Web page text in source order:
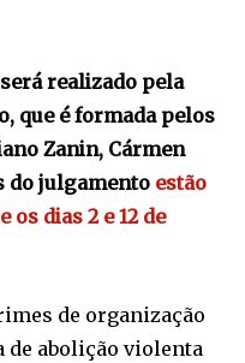
realizado pela
que é formada pelos
Zanin, Cármen
do julgamento estão
dias 2 e 12 de
de organização
de abolição violenta